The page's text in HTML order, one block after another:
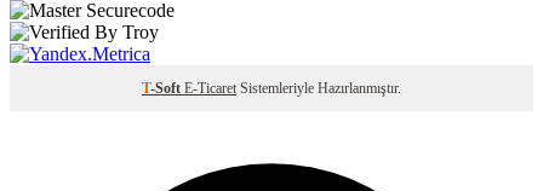
T-Soft E-Ticaret Sistemleriyle Hazırlanmıştır.